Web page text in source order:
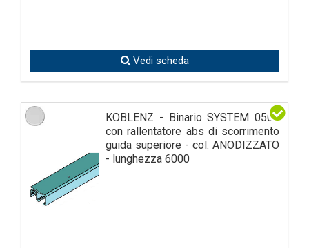
Vedi scheda
KOBLENZ - Binario SYSTEM 0500
con rallentatore abs di scorrimento
guida superiore - col. ANODIZZATO
- lunghezza 6000